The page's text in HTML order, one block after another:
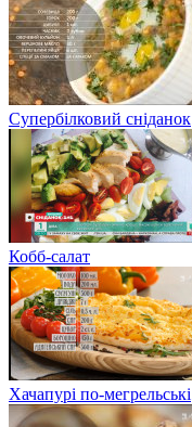
Супербілковий сніданок
Кобб-салат
Хачапурі по-мегрельські